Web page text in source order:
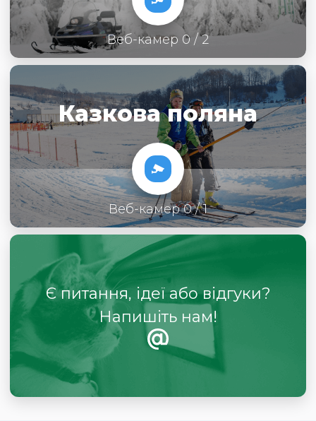
Веб-камер 0 / 2
Казкова поляна
Веб-камер 0 / 1
Є питання, ідеї або відгуки?
Напишіть нам!